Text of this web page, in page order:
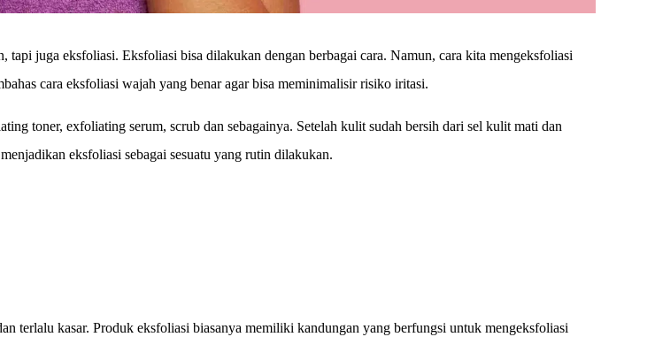
tapi juga eksfoliasi. Eksfoliasi bisa dilakukan dengan berbagai cara. Namun, cara kita mengeksfoliasi
cara eksfoliasi wajah yang benar agar bisa meminimalisir risiko iritasi.
toner, exfoliating serum, scrub dan sebagainya. Setelah kulit sudah bersih dari sel kulit mati dan
eksfoliasi sebagai sesuatu yang rutin dilakukan.
terlalu kasar. Produk eksfoliasi biasanya memiliki kandungan yang berfungsi untuk mengeksfoliasi